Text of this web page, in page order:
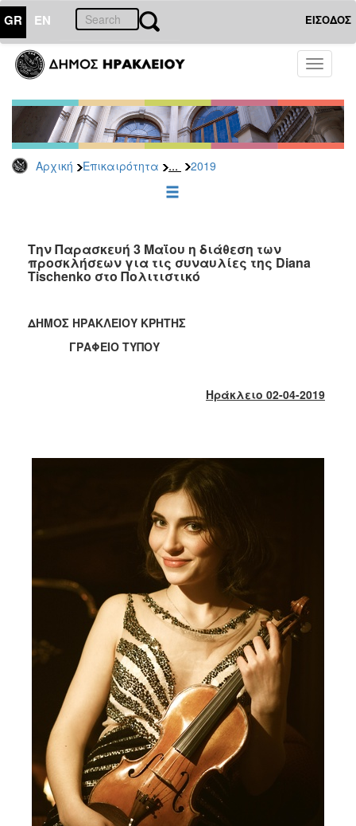
GR EN ΕΙΣΟΔΟΣ
Toggle
Αρχική Επικαιρότητα ... 2019
ΕΠΙΚΑΙΡΟΤΗΤΑ
Τύπου
Αρχείο
2026
2025
2022
2021
2019
2018
2012
ΕΠΙΣΚΕΠΤΗΣ
Την Παρασκευή 3 Μαΐου η διάθεση των
προσκλήσεων για τις συναυλίες της Diana
Tischenko στο Πολιτιστικό
ΔΗΜΟΣ ΗΡΑΚΛΕΙΟΥ ΚΡΗΤΗΣ
ΓΡΑΦΕΙΟ ΤΥΠΟΥ
Ηράκλειο 02-04-2019